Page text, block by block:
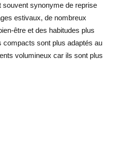
synonyme de reprise
estivaux, de nombreux
être et des habitudes plus
compacts sont plus adaptés au
volumineux car ils sont plus